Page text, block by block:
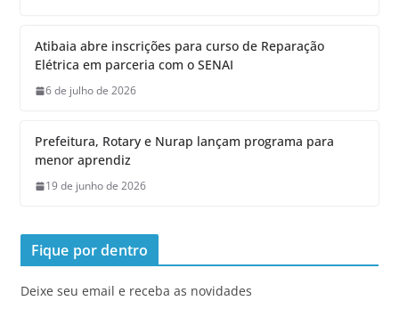
Atibaia abre inscrições para curso de Reparação
Elétrica em parceria com o SENAI
6 de julho de 2026
Prefeitura, Rotary e Nurap lançam programa para
menor aprendiz
19 de junho de 2026
Fique por dentro
Deixe seu email e receba as novidades